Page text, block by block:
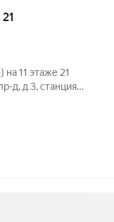
11 этаже 21
д, д 3, станция